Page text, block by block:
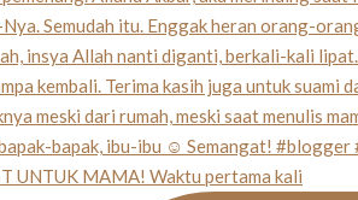
UNTUK MAMA! Waktu pertama kali